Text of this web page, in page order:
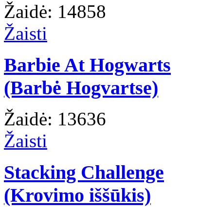
Žaidė: 14858
Žaisti
Barbie At Hogwarts
(Barbė Hogvartse)
Žaidė: 13636
Žaisti
Stacking Challenge
(Krovimo iššūkis)